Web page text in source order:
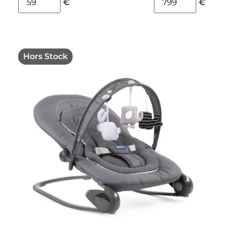
€ €
Hors Stock